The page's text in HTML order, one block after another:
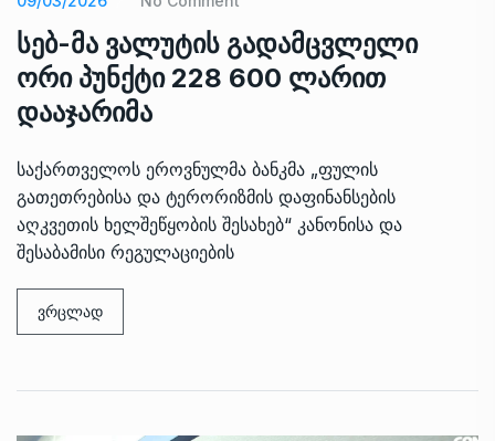
სებ-მა ვალუტის გადამცვლელი
ორი პუნქტი 228 600 ლარით
დააჯარიმა
საქართველოს ეროვნულმა ბანკმა „ფულის
გათეთრებისა და ტერორიზმის დაფინანსების
აღკვეთის ხელშეწყობის შესახებ“ კანონისა და
შესაბამისი რეგულაციების
ვრცლად